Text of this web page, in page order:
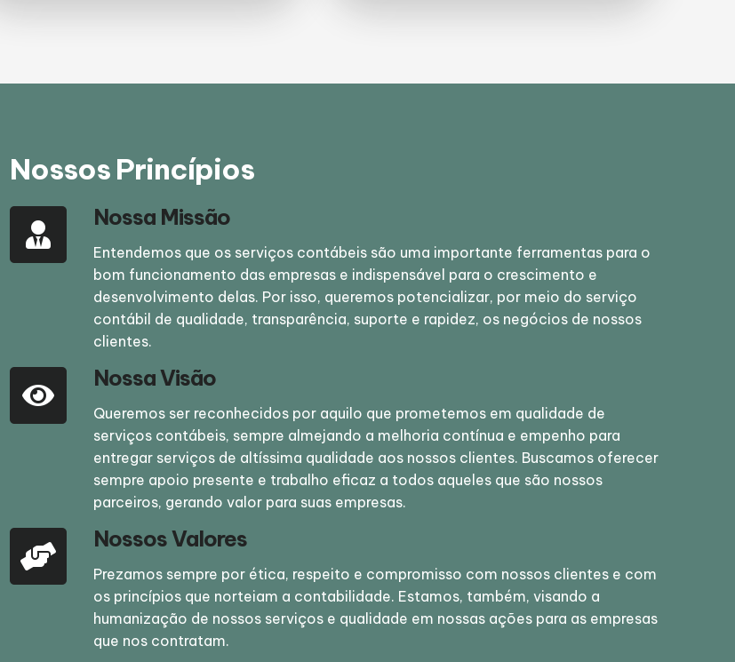
Nossos Princípios
Nossa Missão
Entendemos que os serviços contábeis são uma importante ferramentas para o
bom funcionamento das empresas e indispensável para o crescimento e
desenvolvimento delas. Por isso, queremos potencializar, por meio do serviço
contábil de qualidade, transparência, suporte e rapidez, os negócios de nossos
clientes.
Nossa Visão
Queremos ser reconhecidos por aquilo que prometemos em qualidade de
serviços contábeis, sempre almejando a melhoria contínua e empenho para
entregar serviços de altíssima qualidade aos nossos clientes. Buscamos oferecer
sempre apoio presente e trabalho eficaz a todos aqueles que são nossos
parceiros, gerando valor para suas empresas.
Nossos Valores
Prezamos sempre por ética, respeito e compromisso com nossos clientes e com
os princípios que norteiam a contabilidade. Estamos, também, visando a
humanização de nossos serviços e qualidade em nossas ações para as empresas
que nos contratam.